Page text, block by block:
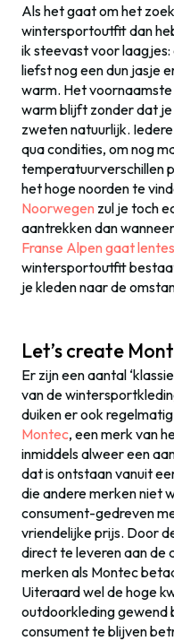
Als het gaat om het
wintersportoutfit dan
ik steevast voor laagjes:
liefst nog een dun jasje
warm. Het
warm blijft zonder dat
zweten natuurlijk.
qua condities, om nog
temperatuurverschillen
het hoge noorden te
Noorwegen zul je toch
aantrekken dan
Franse Alpen gaat
wintersportoutfit
je kleden naar de
Let’s create
Er zijn een aantal
van de
duiken er ook
Montec, een merk van
inmiddels alweer een
dat is ontstaan vanuit
die andere merken niet
consument-gedreven
vriendelijke prijs. Door
direct te leveren aan de
merken als Montec
Uiteraard wel de hoge
outdoorkleding gewend
consument te blijven